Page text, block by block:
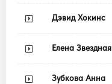
Дэвид Хокинс
Елена Звездная
Зубкова Анна